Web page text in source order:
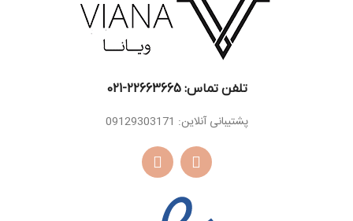
تلفن تماس: 22663665-021​
پشتیبانی آنلاین: 09129303171